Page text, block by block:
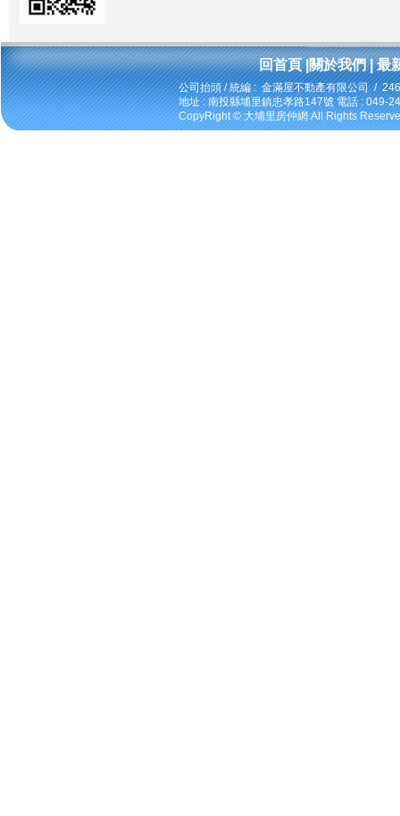
回首頁|關於我們|最
公司抬頭 / 統編 : 金滿屋不動產有限公司 /
地址 : 南投縣埔里鎮忠孝路147號 電話 : 049-
CopyRight ©大埔里房仲網All Rights